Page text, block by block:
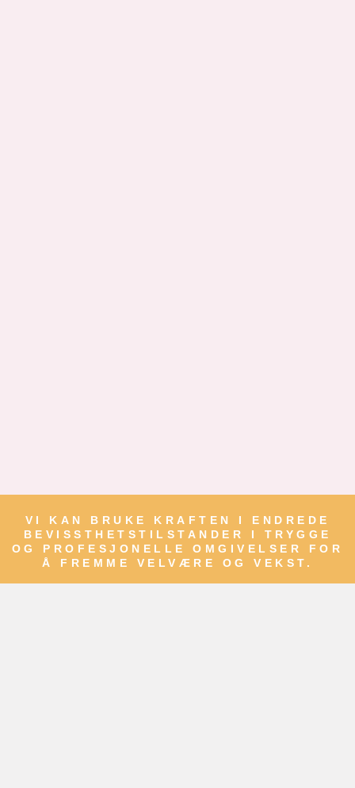
VI KAN BRUKE KRAFTEN I ENDREDE
BEVISSTHETSTILSTANDER I TRYGGE
OG PROFESJONELLE OMGIVELSER FOR
Å FREMME VELVÆRE OG VEKST.